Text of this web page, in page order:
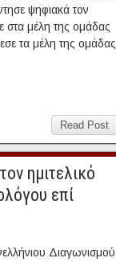
ψηφιακά τον
μέλη της ομάδας
τα μέλη της ομάδας
Read Post
ημιτελικό
επί
Διαγωνισμού